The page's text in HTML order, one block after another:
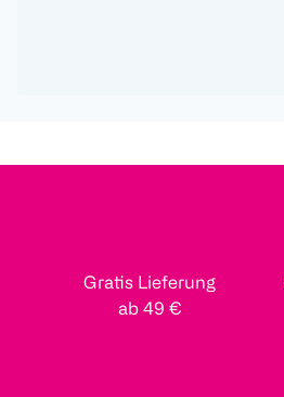
Gratis Lieferung
ab 49 €